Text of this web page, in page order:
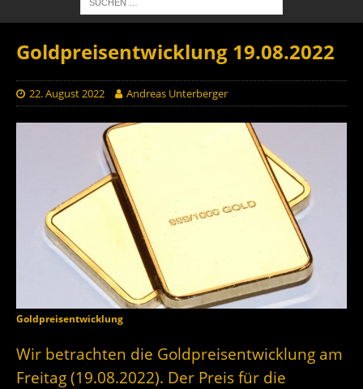
Goldpreisentwicklung 19.08.2022
22. August 2022 Andreas Unterberger
Goldpreisentwicklung
Wir betrachten die Goldpreisentwicklung am
Freitag (19.08.2022). Der Preis für die